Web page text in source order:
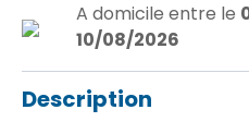
A domicile entre le
10/08/2026
Description